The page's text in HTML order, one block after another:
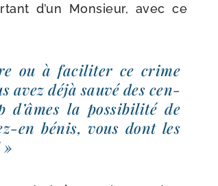
d’un Monsieur, avec ce
ou à faci­li­ter ce crime
avez déjà sau­vé des cen­
la pos­si­bi­li­té de
​en bénis, vous dont les